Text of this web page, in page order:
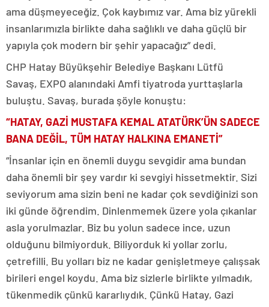
ama düşmeyeceğiz. Çok kaybımız var. Ama biz yürekli
insanlarımızla birlikte daha sağlıklı ve daha güçlü bir
yapıyla çok modern bir şehir yapacağız” dedi.
CHP Hatay Büyükşehir Belediye Başkanı Lütfü
Savaş, EXPO alanındaki Amfi tiyatroda yurttaşlarla
buluştu. Savaş, burada şöyle konuştu:
“HATAY, GAZİ MUSTAFA KEMAL ATATÜRK’ÜN SADECE
BANA DEĞİL, TÜM HATAY HALKINA EMANETİ”
“İnsanlar için en önemli duygu sevgidir ama bundan
daha önemli bir şey vardır ki sevgiyi hissetmektir. Sizi
seviyorum ama sizin beni ne kadar çok sevdiğinizi son
iki günde öğrendim. Dinlenmemek üzere yola çıkanlar
asla yorulmazlar. Biz bu yolun sadece ince, uzun
olduğunu bilmiyorduk. Biliyorduk ki yollar zorlu,
çetrefilli. Bu yolları biz ne kadar genişletmeye çalışsak
birileri engel koydu. Ama biz sizlerle birlikte yılmadık,
tükenmedik çünkü kararlıydık. Çünkü Hatay, Gazi